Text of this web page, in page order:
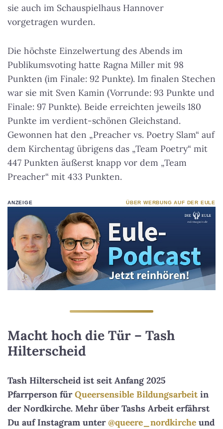
sie auch im Schauspielhaus Hannover
vorgetragen wurden.
Die höchste Einzelwertung des Abends im
Publikumsvoting hatte Ragna Miller mit 98
Punkten (im Finale: 92 Punkte). Im finalen Stechen
war sie mit Sven Kamin (Vorrunde: 93 Punkte und
Finale: 97 Punkte). Beide erreichten jeweils 180
Punkte im verdient-schönen Gleichstand.
Gewonnen hat den „Preacher vs. Poetry Slam“ auf
dem Kirchentag übrigens das „Team Poetry“ mit
447 Punkten äußerst knapp vor dem „Team
Preacher“ mit 433 Punkten.
ANZEIGE ÜBER WERBUNG AUF DER EULE
Macht hoch die Tür – Tash
Hilterscheid
Tash Hilterscheid ist seit Anfang 2025
Pfarrperson fürQueersensible Bildungsarbeitin
der Nordkirche. Mehr über Tashs Arbeit erfährst
Du auf Instagram unter@queere_nordkirche und